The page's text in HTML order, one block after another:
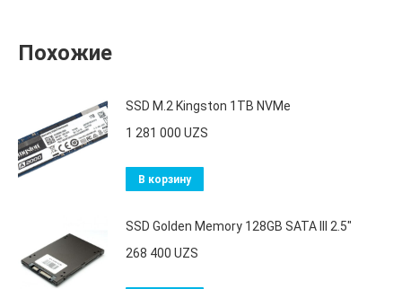
Похожие
SSD M.2 Kingston 1TB NVMe
1 281 000 UZS
В корзину
SSD Golden Memory 128GB SATA III 2.5"
268 400 UZS